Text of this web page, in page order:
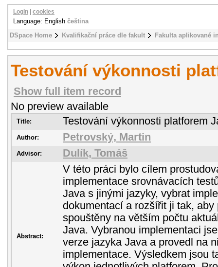
DSpace Home Kvalifikační práce dle fakult Fakulta aplikované
Login cookies
Language: English čeština
Testování výkonnosti
Show full item record
No preview available
Title: Testování výkonnosti platforem
Author: Petrovský, Martin
Advisor: Dulík, Tomáš
Abstract:
V této práci bylo cílem
implementace srovnávacích
Java s jinými jazyky, vybrat
dokumentací a rozšířit ji tak,
spouštěny na větším počtu
Java. Vybranou implementaci
verze jazyka Java a provedl na
implementace. Výsledkem jsou